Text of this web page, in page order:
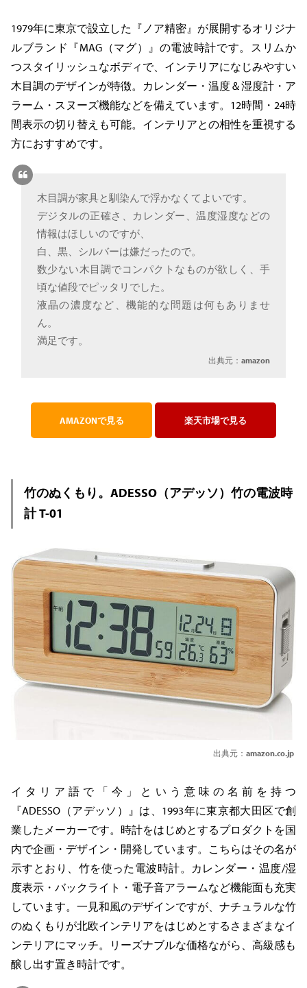
1979年に東京で設立した『ノア精密』が展開するオリジナ
ルブランド『MAG（マグ）』の電波時計です。スリムか
つスタイリッシュなボディで、インテリアになじみやすい
木目調のデザインが特徴。カレンダー・温度＆湿度計・ア
ラーム・スヌーズ機能などを備えています。12時間・24時
間表示の切り替えも可能。インテリアとの相性を重視する
方におすすめです。
木目調が家具と馴染んで浮かなくてよいです。
デジタルの正確さ、カレンダー、温度湿度などの
情報はほしいのですが、
白、黒、シルバーは嫌だったので。
数少ない木目調でコンパクトなものが欲しく、手
頃な値段でピッタリでした。
液晶の濃度など、機能的な問題は何もありませ
ん。
満足です。
出典元：amazon
AMAZONで見る 楽天市場で見る
竹のぬくもり。ADESSO（アデッソ）竹の電波時
計 T-01
出典元： amazon.co.jp
イタリア語で「今」という意味の名前を持つ
『ADESSO（アデッソ）』は、1993年に東京都大田区で創
業したメーカーです。時計をはじめとするプロダクトを国
内で企画・デザイン・開発しています。こちらはその名が
示すとおり、竹を使った電波時計。カレンダー・温度/湿
度表示・バックライト・電子音アラームなど機能面も充実
しています。一見和風のデザインですが、ナチュラルな竹
のぬくもりが北欧インテリアをはじめとするさまざまなイ
ンテリアにマッチ。リーズナブルな価格ながら、高級感も
醸し出す置き時計です。